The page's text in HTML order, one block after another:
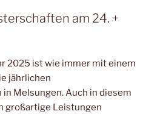
am 24. +
2025 ist wie immer mit einem
jährlichen
Melsungen. Auch in diesem
großartige Leistungen